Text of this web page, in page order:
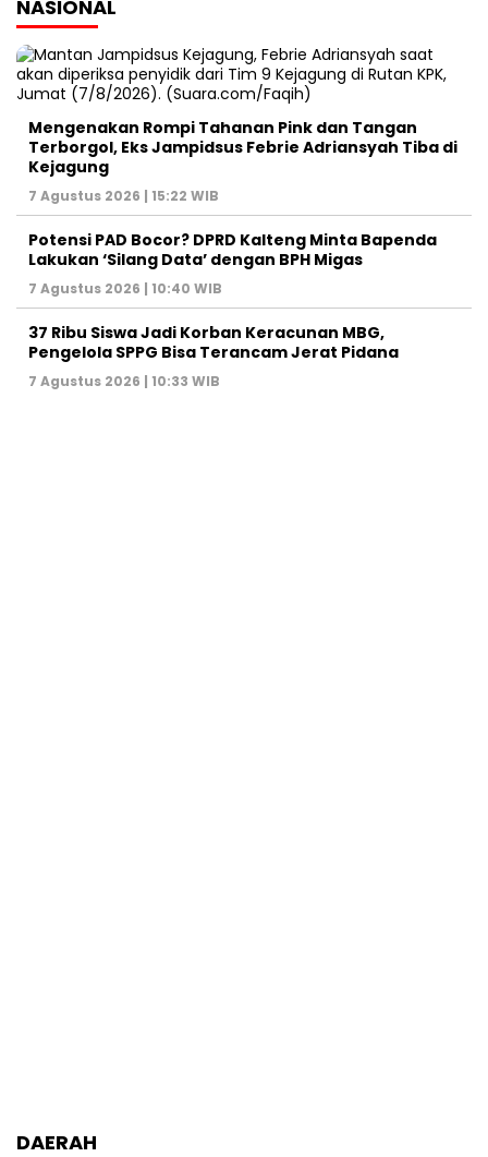
NASIONAL
Mengenakan Rompi Tahanan Pink dan Tangan
Terborgol, Eks Jampidsus Febrie Adriansyah Tiba di
Kejagung
7 Agustus 2026 | 15:22 WIB
Potensi PAD Bocor? DPRD Kalteng Minta Bapenda
Lakukan ‘Silang Data’ dengan BPH Migas
7 Agustus 2026 | 10:40 WIB
37 Ribu Siswa Jadi Korban Keracunan MBG,
Pengelola SPPG Bisa Terancam Jerat Pidana
7 Agustus 2026 | 10:33 WIB
DAERAH